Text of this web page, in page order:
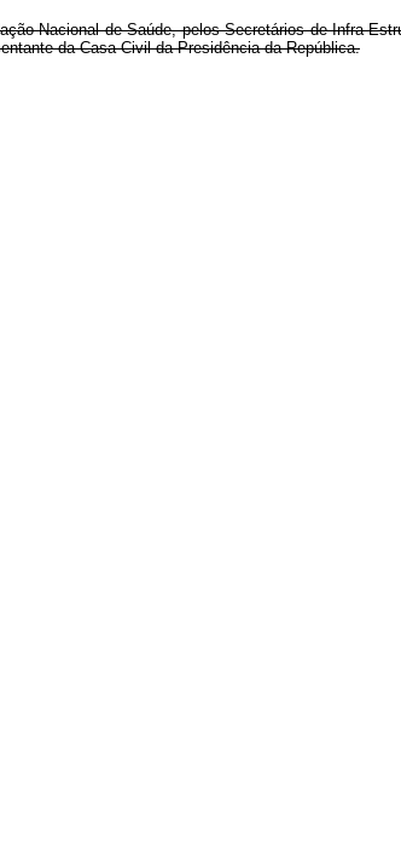
Nacional de Saúde, pelos Secretários de Infra-
da Casa Civil da Presidência da República.